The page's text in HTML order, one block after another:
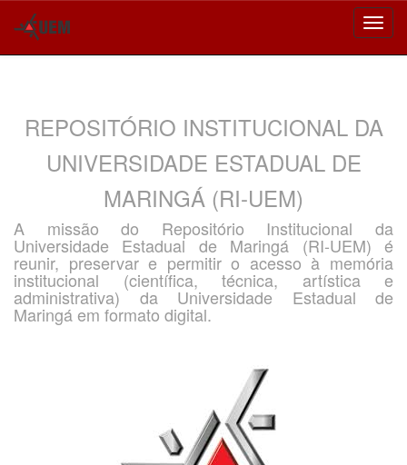
REPOSITÓRIO INSTITUCIONAL DA
UNIVERSIDADE ESTADUAL DE
MARINGÁ (RI-UEM)
A missão do Repositório Institucional da
Universidade Estadual de Maringá (RI-UEM) é
reunir, preservar e permitir o acesso à memória
institucional (científica, técnica, artística e
administrativa) da Universidade Estadual de
Maringá em formato digital.